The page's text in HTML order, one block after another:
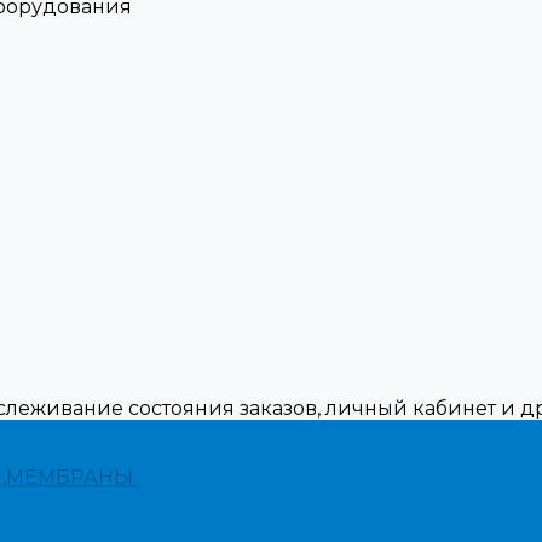
состояния заказов, личный кабинет и